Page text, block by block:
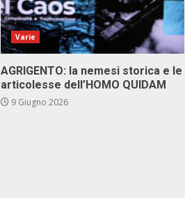
Varie
AGRIGENTO: la nemesi storica e le
articolesse dell’HOMO QUIDAM
9 Giugno 2026